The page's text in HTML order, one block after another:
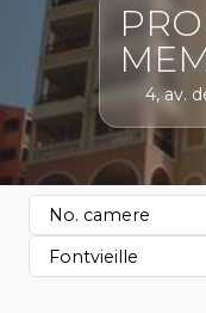
4, av.